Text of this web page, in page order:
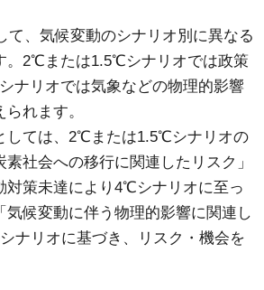
て、気候変動のシナリオ別に異なる
。2℃または1.5℃シナリオでは政策
ナリオでは気象などの物理的影響
れます。
しては、2℃または1.5℃シナリオの
社会への移行に関連したリスク」
対策未達により4℃シナリオに至っ
気候変動に伴う物理的影響に関連し
ナリオに基づき、リスク・機会を